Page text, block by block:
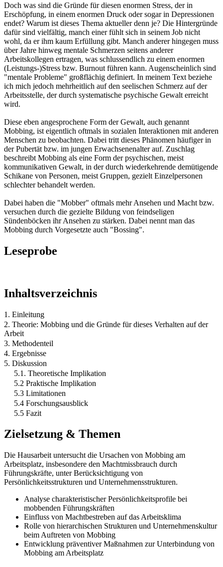
Doch was sind die Gründe für diesen enormen Stress, der in
Erschöpfung, in einem enormen Druck oder sogar in Depressionen
endet? Warum ist dieses Thema aktueller denn je? Die Hintergründe
dafür sind vielfältig, manch einer fühlt sich in seinem Job nicht
wohl, da er ihm kaum Erfüllung gibt. Manch anderer hingegen muss
über Jahre hinweg mentale Schmerzen seitens anderer
Arbeitskollegen ertragen, was schlussendlich zu einem enormen
(Leistungs-)Stress bzw. Burnout führen kann. Augenscheinlich sind
"mentale Probleme" großflächig definiert. In meinem Text beziehe
ich mich jedoch mehrheitlich auf den seelischen Schmerz auf der
Arbeitsstelle, der durch systematische psychische Gewalt erreicht
wird.
Diese eben angesprochene Form der Gewalt, auch genannt
Mobbing, ist eigentlich oftmals in sozialen Interaktionen mit anderen
Menschen zu beobachten. Dabei tritt dieses Phänomen häufiger in
der Pubertät bzw. im jungen Erwachsenenalter auf. Zuschlag
beschreibt Mobbing als eine Form der psychischen, meist
kommunikativen Gewalt, in der durch wiederkehrende demütigende
Schikane von Personen, meist Gruppen, gezielt Einzelpersonen
schlechter behandelt werden.
Dabei haben die "Mobber" oftmals mehr Ansehen und Macht bzw.
versuchen durch die gezielte Bildung von feindseligen
Sündenböcken ihr Ansehen zu stärken. Dabei nennt man das
Mobbing durch Vorgesetzte auch "Bossing".
Leseprobe
Inhaltsverzeichnis
1. Einleitung
2. Theorie: Mobbing und die Gründe für dieses Verhalten auf der
Arbeit
3. Methodenteil
4. Ergebnisse
5. Diskussion
5.1. Theoretische Implikation
5.2 Praktische Implikation
5.3 Limitationen
5.4 Forschungsausblick
5.5 Fazit
Zielsetzung & Themen
Die Hausarbeit untersucht die Ursachen von Mobbing am
Arbeitsplatz, insbesondere den Machtmissbrauch durch
Führungskräfte, unter Berücksichtigung von
Persönlichkeitsstrukturen und Unternehmensstrukturen.
Analyse charakteristischer Persönlichkeitsprofile bei
mobbenden Führungskräften
Einfluss von Machtbestreben auf das Arbeitsklima
Rolle von hierarchischen Strukturen und Unternehmenskultur
beim Auftreten von Mobbing
Entwicklung präventiver Maßnahmen zur Unterbindung von
Mobbing am Arbeitsplatz